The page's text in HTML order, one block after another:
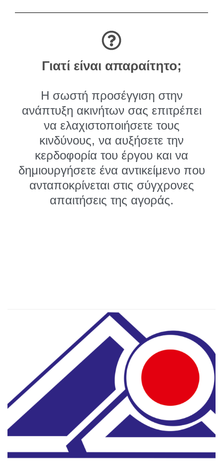
Γιατί είναι απαραίτητο;
Η σωστή προσέγγιση στην
ανάπτυξη ακινήτων σας επιτρέπει
να ελαχιστοποιήσετε τους
κινδύνους, να αυξήσετε την
κερδοφορία του έργου και να
δημιουργήσετε ένα αντικείμενο που
ανταποκρίνεται στις σύγχρονες
απαιτήσεις της αγοράς.